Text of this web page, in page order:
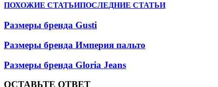
ПОХОЖИЕ СТАТЬИПОСЛЕДНИЕ СТАТЬИ
Размеры бренда Gusti
Размеры бренда Империя пальто
Размеры бренда Gloria Jeans
ОСТАВЬТЕ ОТВЕТ